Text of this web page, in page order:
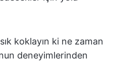
koklayın ki ne zaman
deneyimlerinden